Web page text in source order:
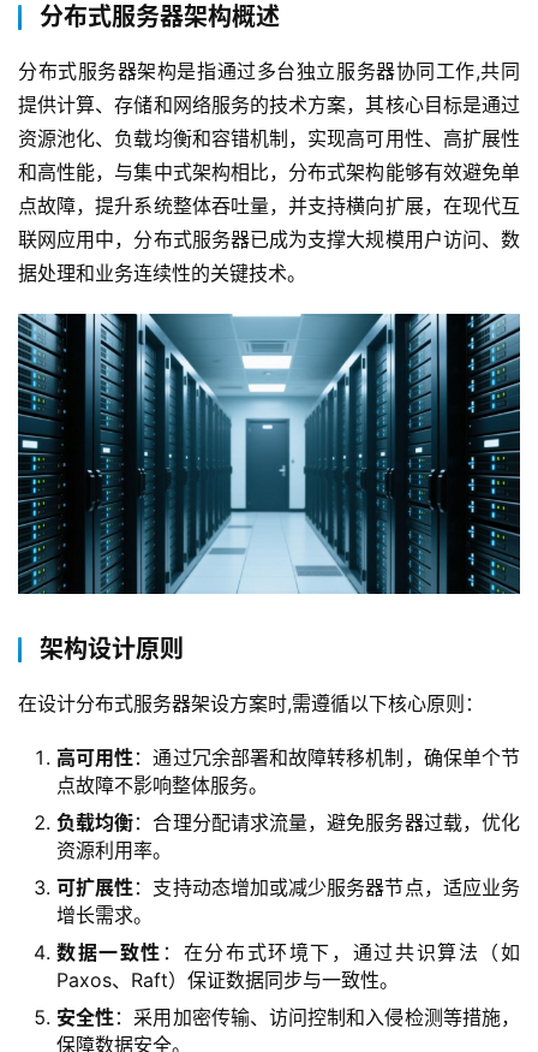
分布式服务器架构概述
分布式服务器架构是指通过多台独立服务器协同工作,共同
提供计算、存储和网络服务的技术方案，其核心目标是通过
资源池化、负载均衡和容错机制，实现高可用性、高扩展性
和高性能，与集中式架构相比，分布式架构能够有效避免单
点故障，提升系统整体吞吐量，并支持横向扩展，在现代互
联网应用中，分布式服务器已成为支撑大规模用户访问、数
据处理和业务连续性的关键技术。
架构设计原则
在设计分布式服务器架设方案时,需遵循以下核心原则：
高可用性：通过冗余部署和故障转移机制，确保单个节
点故障不影响整体服务。
负载均衡：合理分配请求流量，避免服务器过载，优化
资源利用率。
可扩展性：支持动态增加或减少服务器节点，适应业务
增长需求。
数据一致性 ：在分布式环境下，通过共识算法（如
Paxos、Raft）保证数据同步与一致性。
安全性：采用加密传输、访问控制和入侵检测等措施，
保障数据安全。